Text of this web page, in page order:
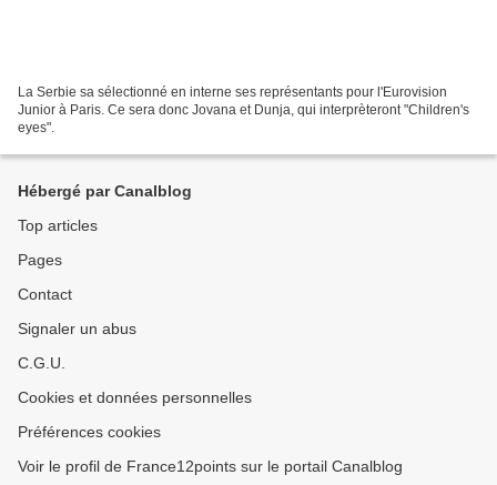
La Serbie sa sélectionné en interne ses représentants pour l'Eurovision
Junior à Paris. Ce sera donc Jovana et Dunja, qui interprèteront "Children's
eyes".
Hébergé par Canalblog
Top articles
Pages
Contact
Signaler un abus
C.G.U.
Cookies et données personnelles
Préférences cookies
Voir le profil de France12points sur le portail Canalblog